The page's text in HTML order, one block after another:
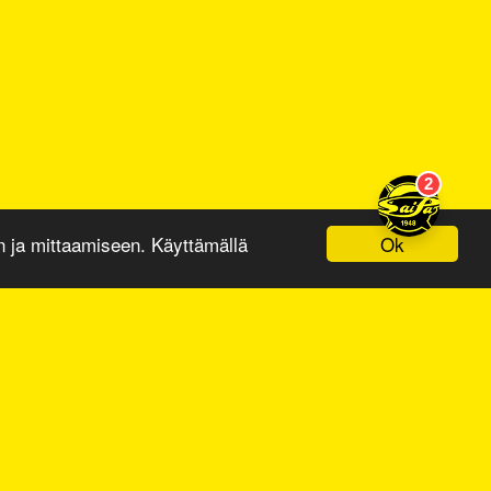
Ok
ja mittaamiseen. Käyttämällä